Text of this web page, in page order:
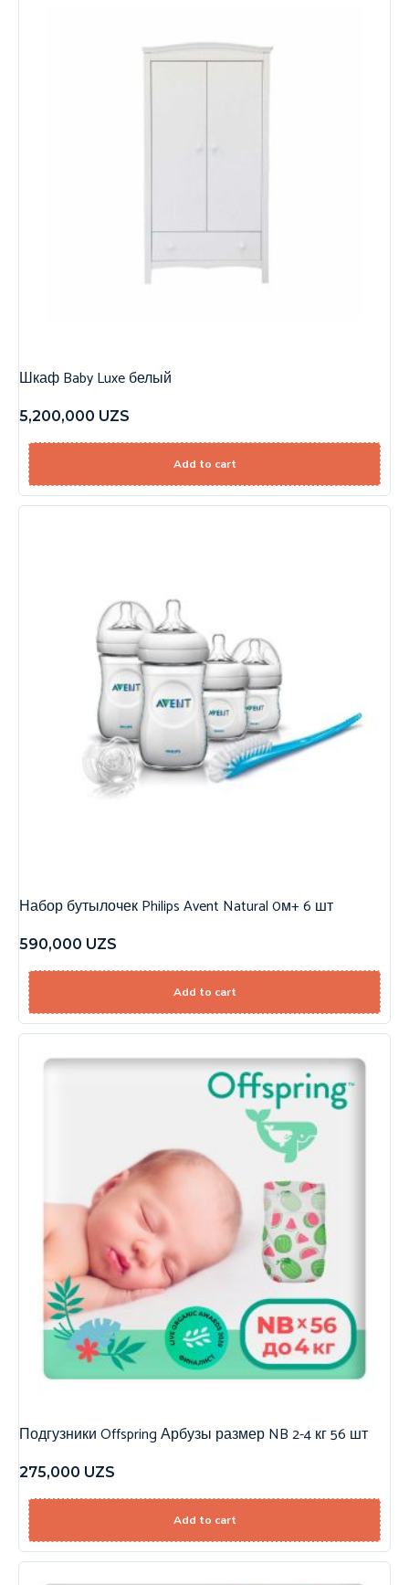
Шкаф Baby Luxe белый
5,200,000 UZS
Add to cart
Набор бутылочек Philips Avent Natural 0м+ 6 шт
590,000 UZS
Add to cart
Подгузники Offspring Арбузы размер NB 2-4 кг 56 шт
275,000 UZS
Add to cart